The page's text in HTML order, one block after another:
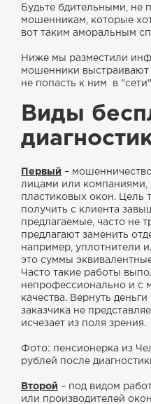
Будьте бдительными, не
мошенникам, которые
вот таким аморальным
Ниже мы разместили
мошенники
не попасть к ним в
Виды
Первый –
лицами или
пластиковых окон. Цель
получить с клиента
предлагаемые, часто не
предлагают заменить
например, уплотнители
это суммы
Часто такие работы
непрофессионально и с
качества. Вернуть
заказчика не
исчезает из поля зрения.
Фото: пенсионерка из
рублей после
Второй – под видом
или производителей